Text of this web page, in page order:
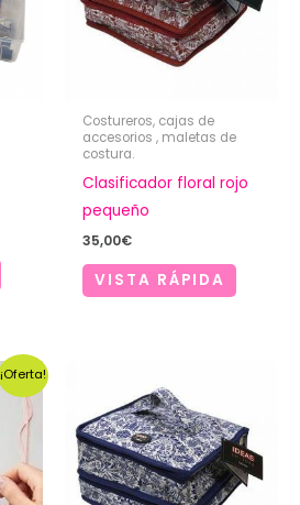
Costureros, cajas de
accesorios , maletas de
costura.
Clasificador floral rojo
pequeño
35,00€
VISTA RÁPIDA
¡Oferta!